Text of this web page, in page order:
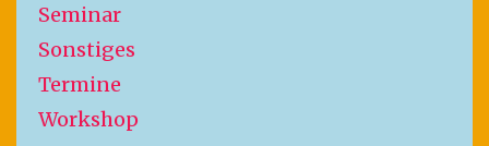
Seminar
Sonstiges
Termine
Workshop